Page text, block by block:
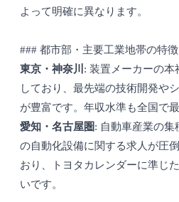
よって明確に異なります。
### 都市部・主要工業地帯の特徴
東京・神奈川 : 装置メーカーの本
しており、最先端の技術開発や
が豊富です。年収水準も全国で
愛知・名古屋圏: 自動車産業の集
の自動化設備に関する求人が圧
おり、トヨタカレンダーに準じ
いです。